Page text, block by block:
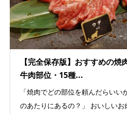
【完全保存版】おすすめの
牛肉部位・15種...
「焼肉でどの部位を頼んだらい
のあたりにあるの？」 おいしい